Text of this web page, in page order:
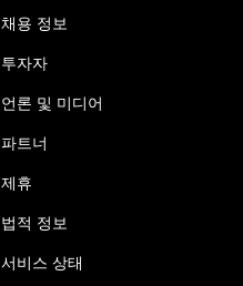
채용 정보
투자자
언론 및 미디어
파트너
제휴
법적 정보
서비스 상태